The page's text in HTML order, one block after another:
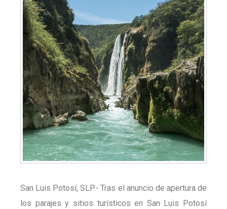
San Luis Potosí, SLP.- Tras el anuncio de apertura de
los parajes y sitios turísticos en San Luis Potosí